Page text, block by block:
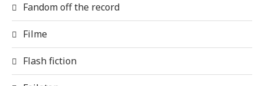
Fandom off the record
Filme
Flash fiction